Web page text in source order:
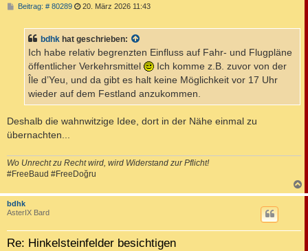
Beitrag: # 80289B
r
a
20. März 2026 11:43
bdhk hat geschrieben:
Ich habe relativ begrenzten Einfluss auf Fahr- und Flugpläne
öffentlicher Verkehrsmittel
Ich komme z.B. zuvor von der
Île d’Yeu, und da gibt es halt keine Möglichkeit vor 17 Uhr
wieder auf dem Festland anzukommen.
Deshalb die wahnwitzige Idee, dort in der Nähe einmal zu
übernachten...
Wo Unrecht zu Recht wird, wird Widerstand zur Pflicht!
#FreeBaud #FreeDoğru
a
bdhk
AsterIX Bard
Re: Hinkelsteinfelder besichtigen